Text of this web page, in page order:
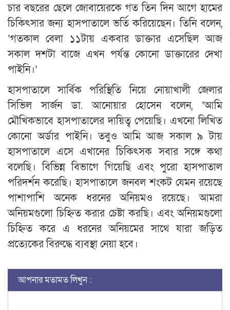
চার বছরের ছেলে জোবায়েরকে গত তিন দিন আগে হামের
চিকিৎসার জন্য হাসপাতালে ভর্তি করিয়েছেন। তিনি বলেন,
‘গতকাল বেলা ১১টায় একবার ডাক্তার এসেছিল আজ
সকাল দশটা বাজে এখন পর্যন্ত কোনো ডাক্তারের দেখা
পাইনি।’
হাসপাতালে সার্বিক পরিস্থিতি নিয়ে নোয়াখালী জেলার
সিভিল সার্জন ডা. আনোয়ার হোসেন বলেন, ‘আমি
মৌখিকভাবে হাসপাতালের দায়িত্ব পেয়েছি। এখনো লিখিত
কোনো অর্ডার পাইনি। তবুও আমি আজ সকাল ৯ টায়
হাসপাতালে এসে এখানের চিকিৎসক সবার সঙ্গে কথা
বলেছি। বিভিন্ন বিভাগে গিয়েছি এবং পুরো হাসপাতাল
পরিদর্শন করেছি। হাসপাতালে জনবল শংকট যেমন রয়েছে
পাশাপাশি অনেক ধরনের অনিয়মও রয়েছে। আমরা
অনিয়মগুলো চিহ্নিত করার চেষ্টা করছি। এবং অনিয়মগুলো
চিহ্নিত করে এ ধরনের অনিয়মের সাথে যারা জড়িত
প্রত্যেকের বিরুদ্ধে ব্যবস্থা নেয়া হবে।
আপনার মতামত লিখুন :